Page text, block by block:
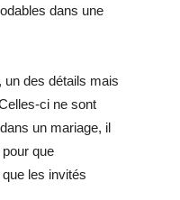
dans une
un des détails mais
ci ne sont
un mariage, il
que
les invités